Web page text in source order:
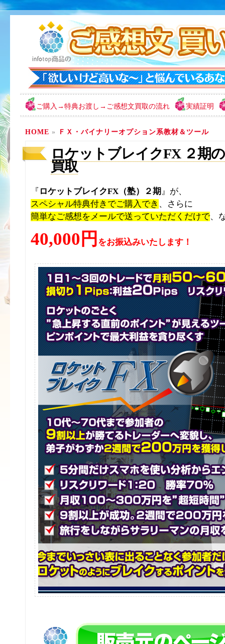
ご購入→特典お渡し→ご感想文買取の流れ 実績証明
HOME » ＦＸ・バイナリーオプション系教材＆ツール
ロケットブレイクFX ２期
買取
『 ロケットブレイクFX（塾）２期 』が、
スペシャル特典付きでご購入でき 、さらに
簡単なご感想をメールで送っていただくだけで、
40,000円 をお振込みいたします！